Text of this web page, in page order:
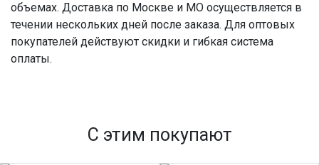
объемах. Доставка по Москве и МО осуществляется в
течении нескольких дней после заказа. Для оптовых
покупателей действуют скидки и гибкая система
оплаты.
С этим покупают